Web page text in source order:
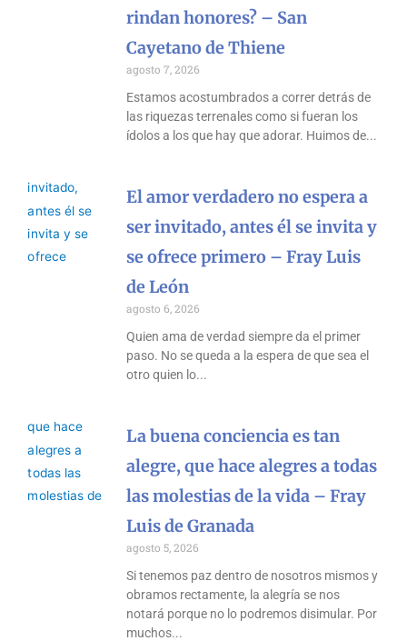
rindan honores? – San
Cayetano de Thiene
agosto 7, 2026
Estamos acostumbrados a correr detrás de
las riquezas terrenales como si fueran los
ídolos a los que hay que adorar. Huimos de
El amor verdadero no espera a
ser invitado, antes él se invita y
se ofrece primero – Fray Luis
de León
agosto 6, 2026
Quien ama de verdad siempre da el primer
paso. No se queda a la espera de que sea el
otro quien lo
La buena conciencia es tan
alegre, que hace alegres a todas
las molestias de la vida – Fray
Luis de Granada
agosto 5, 2026
Si tenemos paz dentro de nosotros mismos y
obramos rectamente, la alegría se nos
notará porque no lo podremos disimular. Por
muchos